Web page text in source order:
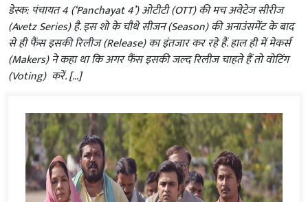
डेस्क: पंचायत 4 (‘Panchayat 4’) ओटीटी (OTT) की मच अवेटेज सीरीज
(Avetz Series) है. इस शो के चौथे सीजन (Season) की अनाउंसमेंट के बाद
से ही फैंस इसकी रिलीज (Release) का इंतजार कर रहे हैं. हाल ही में मेकर्स
(Makers) ने कहा था कि अगर फैंस इसकी जल्द रिलीज चाहते हैं तो वोटिंग
(Voting) करें. […]